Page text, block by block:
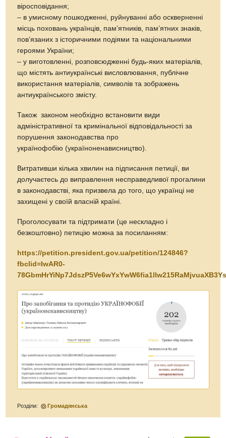
віросповідання;
– в умисному пошкодженні, руйнуванні або оскверненні
місць поховань українців, пам’ятників, пам’ятних знаків,
пов’язаних з історичними подіями та національними
героями України;
– у виготовленні, розповсюдженні будь-яких матеріалів,
що містять антиукраїнські висловлювання, публічне
використання матеріалів, символів та зображень
антиукраїнського змісту.
Також законом необхідно встановити види
адміністративної та кримінальної відповідальності за
порушення законодавства про
українофобію (україноненависництво).
Витративши кілька хвилин на підписання петиції, ви
долучаєтесь до виправлення несправедливої прогалини
в законодавстві, яка призвела до того, що українці не
захищені у своїй власній країні.
Проголосувати та підтримати (це нескладно і
безкоштовно) петицію можна за посиланням:
https://petition.president.gov.ua/petition/124846?
fbclid=IwAR0-
Розділи: Громадянська